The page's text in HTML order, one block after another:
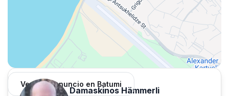
Ver 1,312 anuncio en Batumi
Damaskinos Hämmerli